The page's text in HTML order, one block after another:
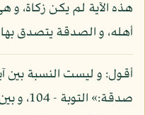
هذه الآية لم يكن زكاة، و
أهله، و الصدقة يتصدق
أقول: و ليست النسبة بين
صدقة:»